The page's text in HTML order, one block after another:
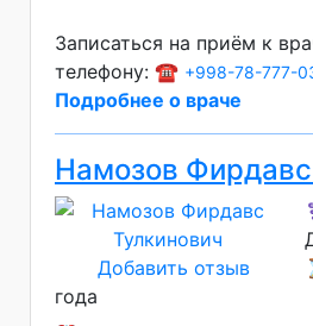
Записаться на приём к
телефону: ☎️ +998-78-777-
Подробнее о враче
Намозов
Добавить отзыв
года